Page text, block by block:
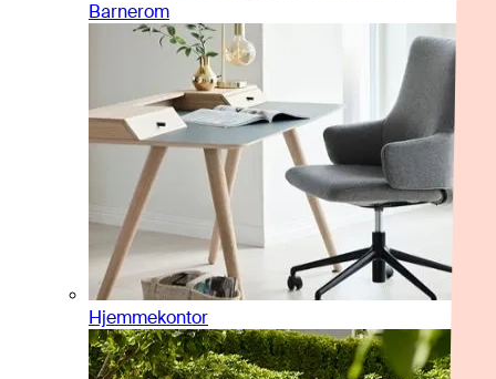
Barnerom
Hjemmekontor